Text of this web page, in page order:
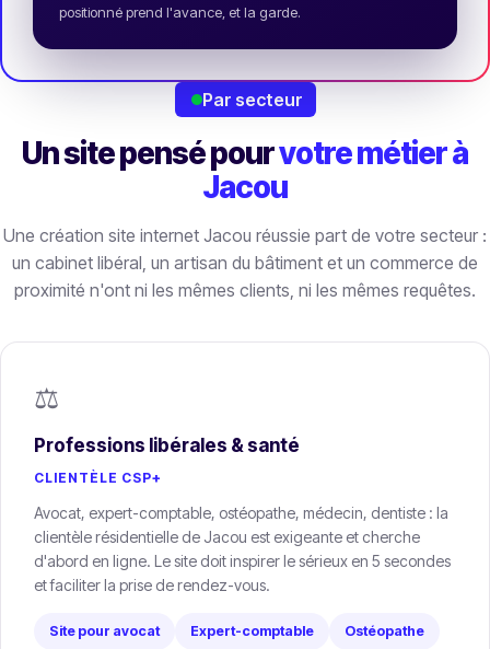
positionné prend l'avance, et la garde.
Par secteur
Un site pensé pourvotre métier à
Jacou
Une création site internet Jacou réussie part de votre secteur :
un cabinet libéral, un artisan du bâtiment et un commerce de
proximité n'ont ni les mêmes clients, ni les mêmes requêtes.
⚖️
Professions libérales & santé
CLIENTÈLE CSP+
Avocat, expert-comptable, ostéopathe, médecin, dentiste : la
clientèle résidentielle de Jacou est exigeante et cherche
d'abord en ligne. Le site doit inspirer le sérieux en 5 secondes
et faciliter la prise de rendez-vous.
Site pour avocat Expert-comptable Ostéopathe